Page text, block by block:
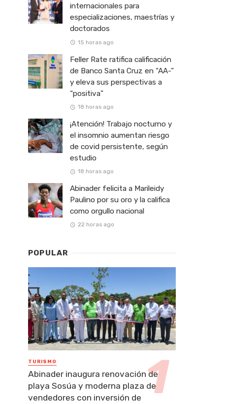
internacionales para
especializaciones, maestrías y
doctorados
15 horas ago
Feller Rate ratifica calificación
de Banco Santa Cruz en “AA-”
y eleva sus perspectivas a
“positiva”
18 horas ago
¡Atención! Trabajo nocturno y
el insomnio aumentan riesgo
de covid persistente, según
estudio
18 horas ago
Abinader felicita a Marileidy
Paulino por su oro y la califica
como orgullo nacional
22 horas ago
POPULAR
TURISMO
Abinader inaugura renovación de
playa Sosúa y moderna plaza de
vendedores con inversión de